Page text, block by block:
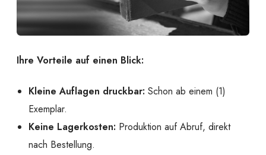
Ihre Vorteile auf einen Blick:
Kleine Auflagen druckbar: Schon ab einem (1)
Exemplar.
Keine Lagerkosten: Produktion auf Abruf, direkt
nach Bestellung.